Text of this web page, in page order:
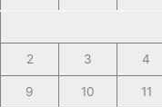
2 3 4
9 10 11